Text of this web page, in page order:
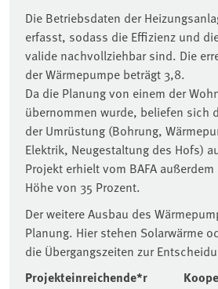
Die Betriebsdaten der
erfasst, sodass die Effizienz und
valide nachvollziehbar sind. Die
der Wärmepumpe beträgt 3,8.
Da die Planung von einem der
übernommen wurde, beliefen sich
der Umrüstung (Bohrung,
Elektrik, Neugestaltung des Hofs)
Projekt erhielt vom BAFA
Höhe von 35 Prozent.
Der weitere Ausbau des
Planung. Hier stehen Solarwärme
die Übergangszeiten zur
Projekteinreichende*r